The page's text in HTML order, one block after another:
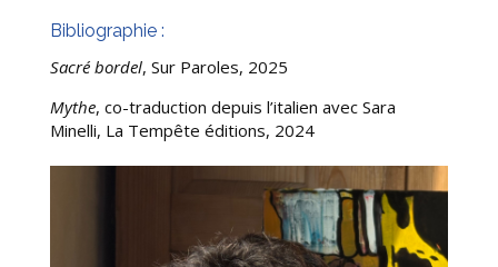
Bibliographie :
Sacré bordel, Sur Paroles, 2025
Mythe, co-traduction depuis l’italien avec Sara
Minelli, La Tempête éditions, 2024